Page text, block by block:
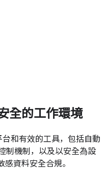
全的工作環境
和有效的工具，包括自動
制機制，以及以安全為設
資料安全合規。